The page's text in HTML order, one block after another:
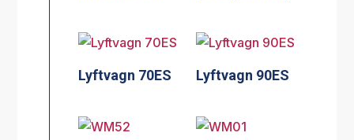
Lyftvagn 70ES Lyftvagn 90ES